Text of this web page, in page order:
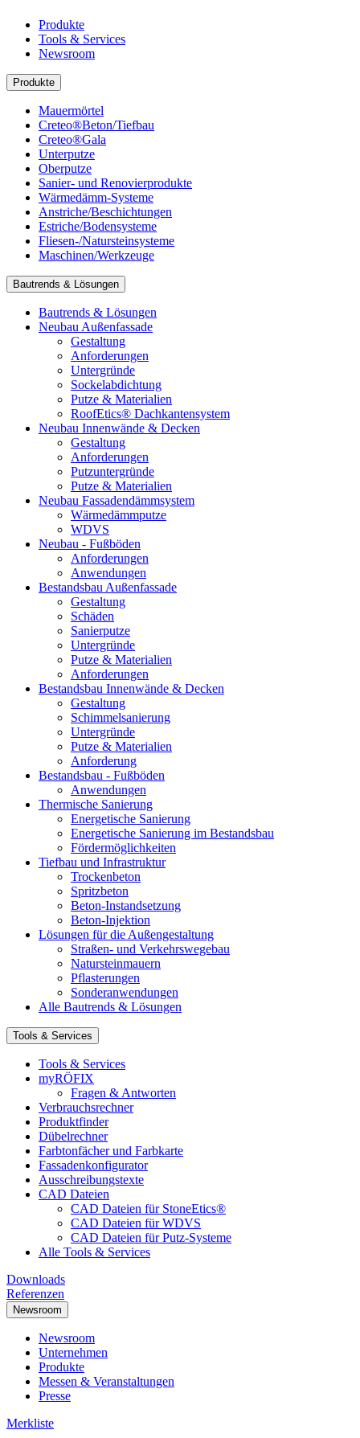
Produkte
Tools & Services
Newsroom
Produkte
Mauermörtel
Creteo®Beton/Tiefbau
Creteo®Gala
Unterputze
Oberputze
Sanier- und Renovierprodukte
Wärmedämm-Systeme
Anstriche/Beschichtungen
Estriche/Bodensysteme
Fliesen-/Natursteinsysteme
Maschinen/Werkzeuge
Bautrends & Lösungen
Bautrends & Lösungen
Neubau Außenfassade
Gestaltung
Anforderungen
Untergründe
Sockelabdichtung
Putze & Materialien
RoofEtics® Dachkantensystem
Neubau Innenwände & Decken
Gestaltung
Anforderungen
Putzuntergründe
Putze & Materialien
Neubau Fassadendämmsystem
Wärmedämmputze
WDVS
Neubau - Fußböden
Anforderungen
Anwendungen
Bestandsbau Außenfassade
Gestaltung
Schäden
Sanierputze
Untergründe
Putze & Materialien
Anforderungen
Bestandsbau Innenwände & Decken
Gestaltung
Schimmelsanierung
Untergründe
Putze & Materialien
Anforderung
Bestandsbau - Fußböden
Anwendungen
Thermische Sanierung
Energetische Sanierung
Energetische Sanierung im Bestandsbau
Fördermöglichkeiten
Tiefbau und Infrastruktur
Trockenbeton
Spritzbeton
Beton-Instandsetzung
Beton-Injektion
Lösungen für die Außengestaltung
Straßen- und Verkehrswegebau
Natursteinmauern
Pflasterungen
Sonderanwendungen
Alle Bautrends & Lösungen
Tools & Services
Tools & Services
myRÖFIX
Fragen & Antworten
Verbrauchsrechner
Produktfinder
Dübelrechner
Farbtonfächer und Farbkarte
Fassadenkonfigurator
Ausschreibungstexte
CAD Dateien
CAD Dateien für StoneEtics®
CAD Dateien für WDVS
CAD Dateien für Putz-Systeme
Alle Tools & Services
Downloads
Referenzen
Newsroom
Newsroom
Unternehmen
Produkte
Messen & Veranstaltungen
Presse
Merkliste